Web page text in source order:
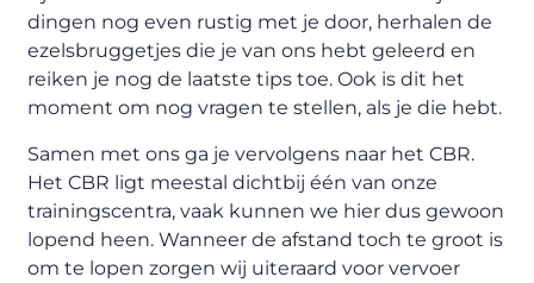
dingen nog even rustig met je door, herhalen de
ezelsbruggetjes die je van ons hebt geleerd en
reiken je nog de laatste tips toe. Ook is dit het
moment om nog vragen te stellen, als je die hebt.
Samen met ons ga je vervolgens naar het CBR.
Het CBR ligt meestal dichtbij één van onze
trainingscentra, vaak kunnen we hier dus gewoon
lopend heen. Wanneer de afstand toch te groot is
om te lopen zorgen wij uiteraard voor vervoer